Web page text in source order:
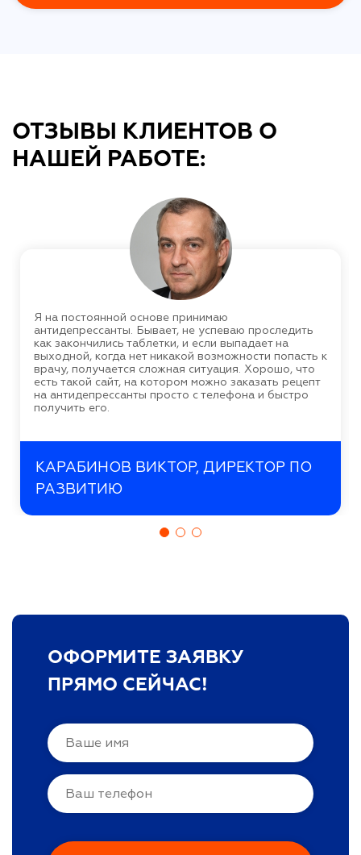
ОТЗЫВЫ КЛИЕНТОВ О
НАШЕЙ РАБОТЕ:
Я на постоянной основе принимаю
антидепрессанты. Бывает, не успеваю проследить
как закончились таблетки, и если выпадает на
выходной, когда нет никакой возможности попасть к
врачу, получается сложная ситуация. Хорошо, что
есть такой сайт, на котором можно заказать рецепт
на антидепрессанты просто с телефона и быстро
получить его.
КАРАБИНОВ ВИКТОР, ДИРЕКТОР ПО
РАЗВИТИЮ
ОФОРМИТЕ ЗАЯВКУ
ПРЯМО СЕЙЧАС!